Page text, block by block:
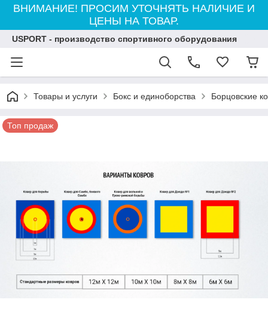
ВНИМАНИЕ! ПРОСИМ УТОЧНЯТЬ НАЛИЧИЕ И
ЦЕНЫ НА ТОВАР.
USPORT - производство спортивного оборудования
Товары и услуги Бокс и единоборства Борцовские
Топ продаж